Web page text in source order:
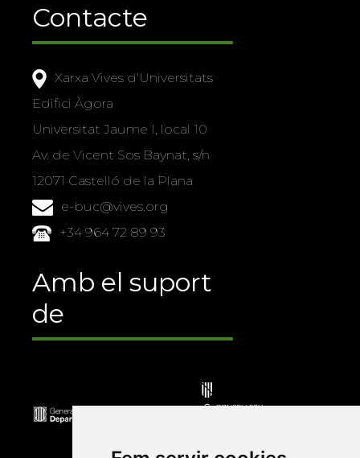
Contacte
Xarxa Vives d'Universitats
Edifici Àgora
Universitat Jaume I, local 10
Av. de Vicent Sos Baynat, s/n
12071 Castelló de la Plana
e-buc@vives.org
+34 964 72 89 93
Amb el suport
de